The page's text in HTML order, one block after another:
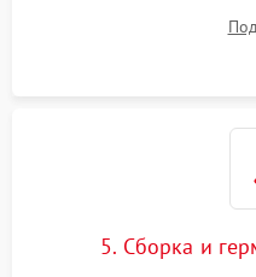
или
5. Сборка и